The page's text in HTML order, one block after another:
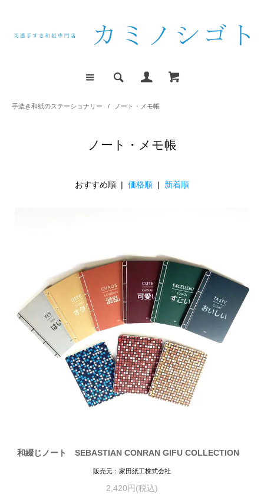
手漉き和紙のステーショナリー / ノート・メモ帳
ノート・メモ帳
おすすめ順 | 価格順 | 新着順
和綴じノート SEBASTIAN CONRAN GIFU COLLECTION
販売元：家田紙工株式会社
2,420円(税込)